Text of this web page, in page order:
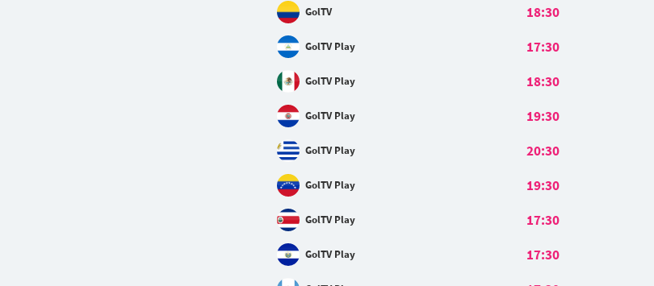
GolTV 18:30
GolTV Play 17:30
GolTV Play 18:30
GolTV Play 19:30
GolTV Play 20:30
GolTV Play 19:30
GolTV Play 17:30
GolTV Play 17:30